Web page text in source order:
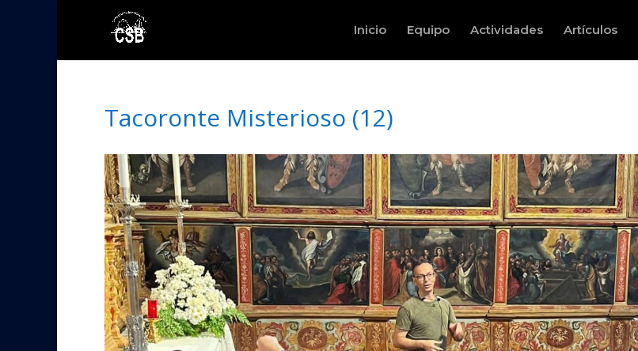
Inicio Equipo Actividades Artículos
Tacoronte Misterioso (12)